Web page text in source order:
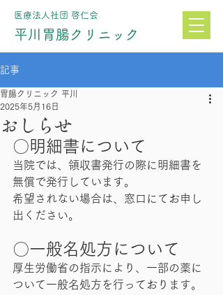
​平川胃腸クリニック
医療法人社団 啓仁会
記事
おしらせ
胃腸クリニック 平川
2025年5月16日
〇明細書について
当院では、領収書発行の際に明細書を
無償で発行しています。
希望されない場合は、窓口にてお申し
出ください。
〇一般名処方について
厚生労働省の指示により、一部の薬に
ついて一般名処方を行っております。